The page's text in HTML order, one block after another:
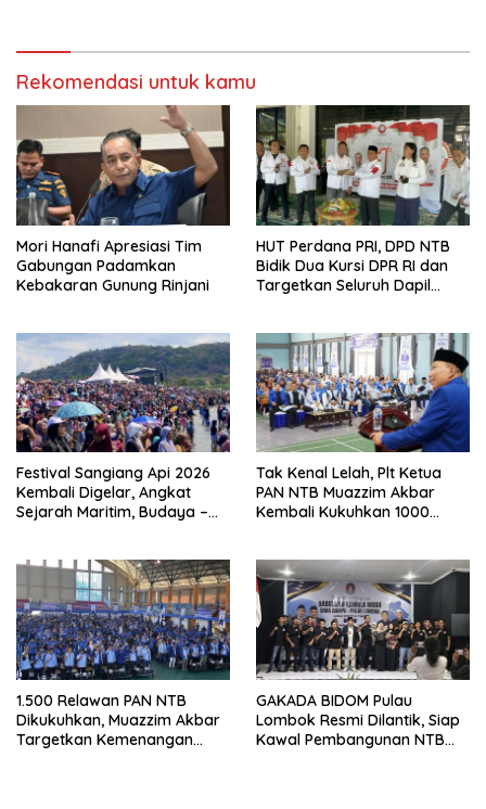
Rekomendasi untuk kamu
Mori Hanafi Apresiasi Tim
Gabungan Padamkan
Kebakaran Gunung Rinjani
HUT Perdana PRI, DPD NTB
Bidik Dua Kursi DPR RI dan
Targetkan Seluruh Dapil
Festival Sangiang Api 2026
Kembali Digelar, Angkat
Sejarah Maritim, Budaya –
Tak Kenal Lelah, Plt Ketua
PAN NTB Muazzim Akbar
Kembali Kukuhkan 1000
1.500 Relawan PAN NTB
Dikukuhkan, Muazzim Akbar
Targetkan Kemenangan
GAKADA BIDOM Pulau
Lombok Resmi Dilantik, Siap
Kawal Pembangunan NTB